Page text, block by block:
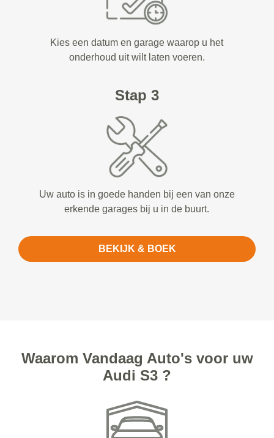
Kies een datum en garage waarop u het
onderhoud uit wilt laten voeren.
Stap 3
Uw auto is in goede handen bij een van onze
erkende garages bij u in de buurt.
BEKIJK & BOEK
Waarom Vandaag Auto's voor uw
Audi S3 ?